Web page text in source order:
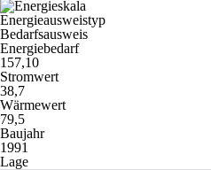
Energieausweistyp
Bedarfsausweis
Energiebedarf
157,10
Stromwert
38,7
Wärmewert
79,5
Baujahr
1991
Lage